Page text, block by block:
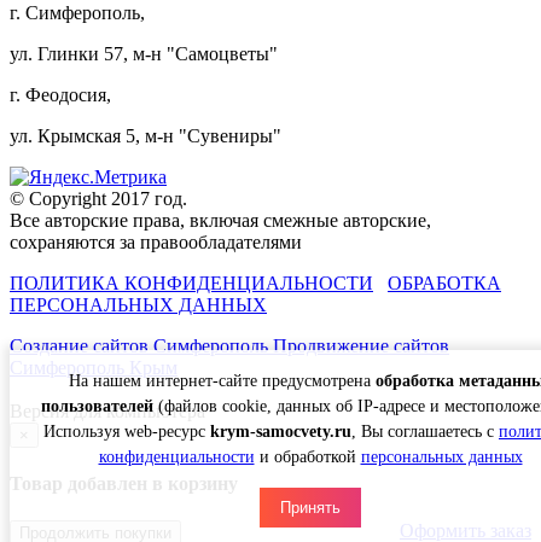
На нашем интернет-сайте предусмотрена обработка
пользователей (файлов cookie, данных об IP-адресе и
Используя web-ресурс krym-samocvety.ru, Вы соглашаетесь с
конфиденциальности и обработкой персональных данных
Принять
г. Симферополь,
ул. Глинки 57, м-н "Самоцветы"
г. Феодосия,
ул. Крымская 5, м-н "Сувениры"
© Copyright 2017 год.
Все авторские права, включая смежные авторские,
сохраняются за правообладателями
ПОЛИТИКА КОНФИДЕНЦИАЛЬНОСТИ
ОБРАБОТКА
ПЕРСОНАЛЬНЫХ ДАННЫХ
Создание сайтов Симферополь Продвижение сайтов
Симферополь Крым
Версия для компьютера
Товар добавлен в корзину
Оформить заказ